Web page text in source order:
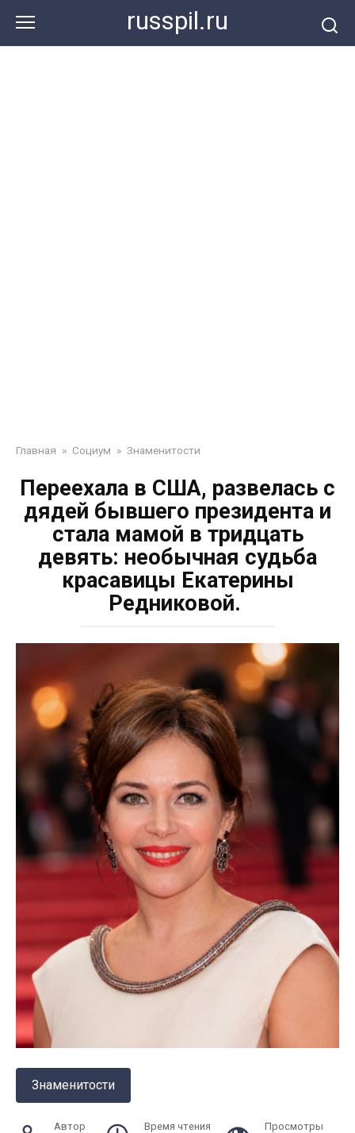
контенту
russpil.ru
Главная » Социум » Знаменитости
Переехала в США, развелась с
дядей бывшего президента и
стала мамой в тридцать
девять: необычная судьба
красавицы Екатерины
Редниковой.
Знаменитости
Автор Время чтения Просмотры